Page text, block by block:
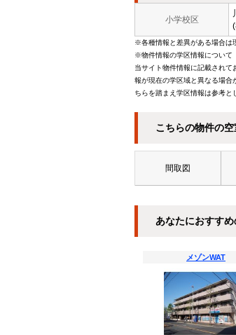
小学校区
※各種情報と差異がある場合は
※物件情報の学区情報について
当サイト物件情報に記載され
報が現在の学区域と異なる場合
ちらを踏まえ学区情報は参考と
こちらの物件の
間取図
あなたにおすす
メゾンWAT